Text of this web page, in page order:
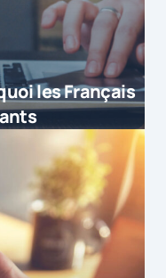
les Français